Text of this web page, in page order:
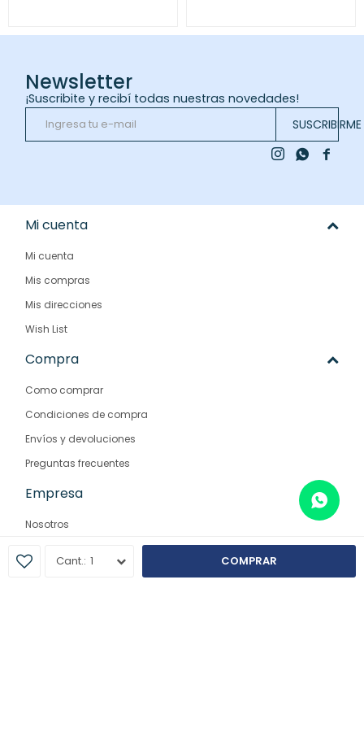
1 COMPRAR
Newsletter
¡Suscribite y recibí todas nuestras novedades!
SUSCRIBIRME

 
Mi cuenta
Mi cuenta
Mis compras
Mis direcciones
Wish List
Compra
Como comprar
Condiciones de compra
Envíos y devoluciones
Preguntas frecuentes
Empresa
Nosotros